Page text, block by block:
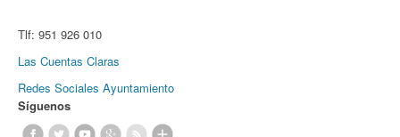
Tlf: 951 926 010
Las Cuentas Claras
Redes Sociales Ayuntamiento
Síguenos